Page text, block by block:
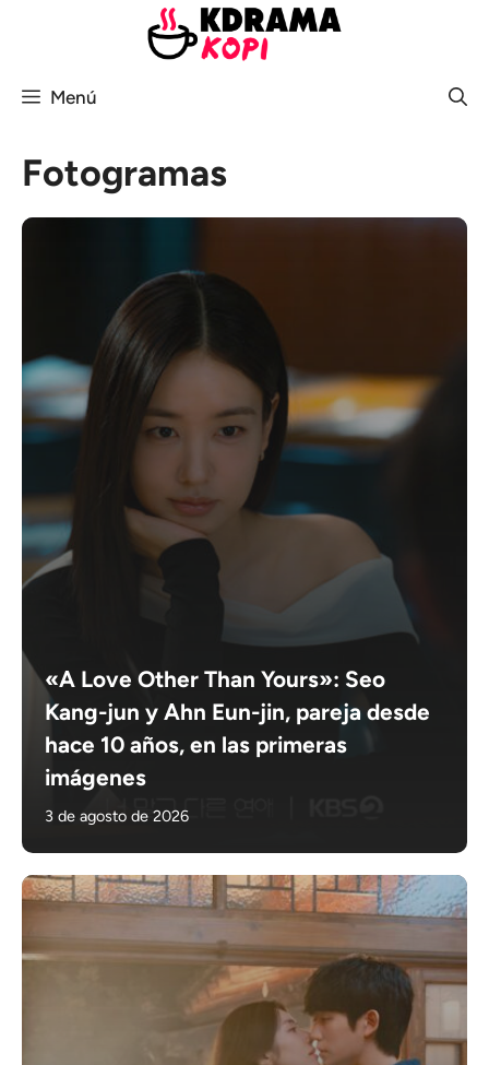
Menú
Fotogramas
«A Love Other Than Yours»: Seo
Kang-jun y Ahn Eun-jin, pareja desde
hace 10 años, en las primeras
imágenes
3 de agosto de 2026